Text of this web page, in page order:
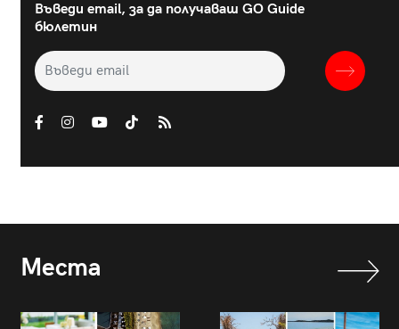
Въведи email, за да получаваш GO Guide
бюлетин
Места